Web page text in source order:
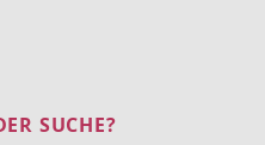
SUCHE?